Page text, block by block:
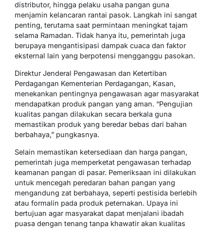
distributor, hingga pelaku usaha pangan guna
menjamin kelancaran rantai pasok. Langkah ini sangat
penting, terutama saat permintaan meningkat tajam
selama Ramadan. Tidak hanya itu, pemerintah juga
berupaya mengantisipasi dampak cuaca dan faktor
eksternal lain yang berpotensi mengganggu pasokan.
Direktur Jenderal Pengawasan dan Ketertiban
Perdagangan Kementerian Perdagangan, Kasan,
menekankan pentingnya pengawasan agar masyarakat
mendapatkan produk pangan yang aman. “Pengujian
kualitas pangan dilakukan secara berkala guna
memastikan produk yang beredar bebas dari bahan
berbahaya,” pungkasnya.
Selain memastikan ketersediaan dan harga pangan,
pemerintah juga memperketat pengawasan terhadap
keamanan pangan di pasar. Pemeriksaan ini dilakukan
untuk mencegah peredaran bahan pangan yang
mengandung zat berbahaya, seperti pestisida berlebih
atau formalin pada produk peternakan. Upaya ini
bertujuan agar masyarakat dapat menjalani ibadah
puasa dengan tenang tanpa khawatir akan kualitas